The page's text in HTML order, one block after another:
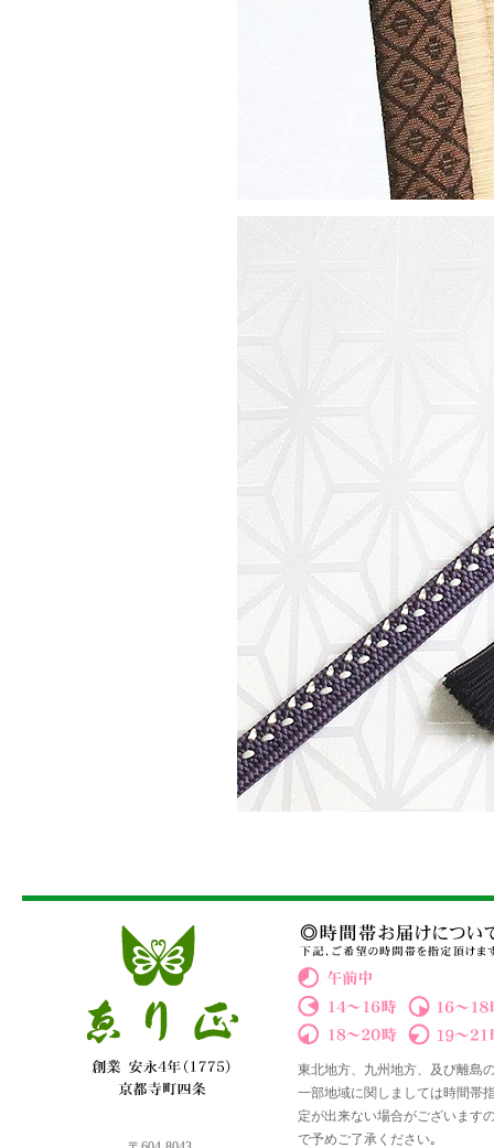
東北地方、九州地方、及び離島
一部地域に関しましては時間帯
定が出来ない場合がございます
で予めご了承ください｡